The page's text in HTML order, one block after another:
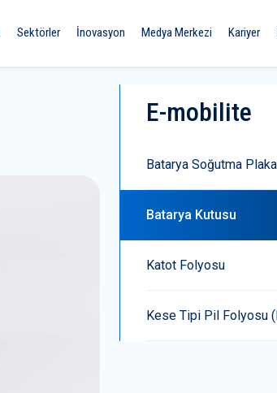
Sektörler İnovasyon Medya Merkezi Kariyer
E-mobilite
Batarya Soğutma
Batarya Kutusu
Katot Folyosu
Kese Tipi Pil Folyosu